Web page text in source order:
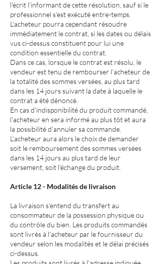
l'écrit l'informant de cette résolution, sauf si le
professionnel s'est exécuté entre-temps.
L'acheteur pourra cependant résoudre
immédiatement le contrat, si les dates ou délais
vus ci-dessus constituent pour lui une
condition essentielle du contrat.
Dans ce cas, lorsque le contrat est résolu, le
vendeur est tenu de rembourser l'acheteur de
la totalité des sommes versées, au plus tard
dans les 14 jours suivant la date à laquelle le
contrat a été dénoncé.
En cas d'indisponibilité du produit commandé,
l'acheteur en sera informé au plus tôt et aura
la possibilité d'annuler sa commande.
L'acheteur aura alors le choix de demander
soit le remboursement des sommes versées
dans les 14 jours au plus tard de leur
versement, soit l'échange du produit.
Article 12 - Modalités de livraison
La livraison s'entend du transfert au
consommateur de la possession physique ou
du contrôle du bien. Les produits commandés
sont livrés à l'acheteur par le fournisseur du
vendeur selon les modalités et le délai précisés
ci-dessus.